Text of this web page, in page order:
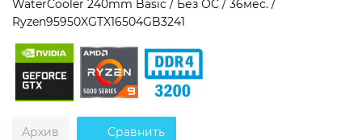
RGB-подсветка
Разблокированный множитель CPU
Сверхбыстрый M.2 SSD NVME
WaterCooler 240mm Basic / Без ОС / 36мес. /
Ryzen95950XGTX16504GB3241
Архив Сравнить